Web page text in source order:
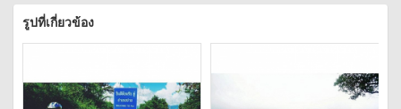
รูปที่เกี่ยวข้อง